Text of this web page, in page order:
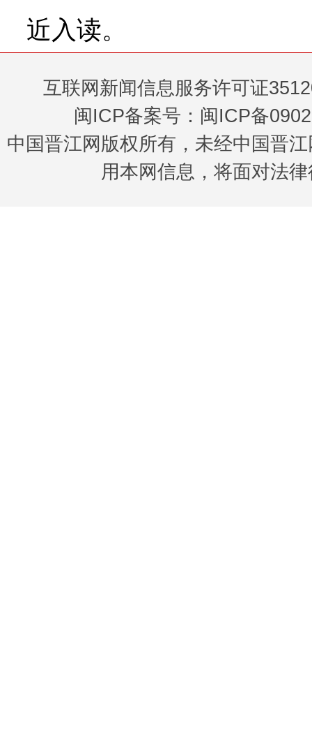
近入读。
互联网新闻信息服务许可证
闽ICP备案号：闽ICP备
中国晋江网版权所有，未经中国晋
用本网信息，将面对法